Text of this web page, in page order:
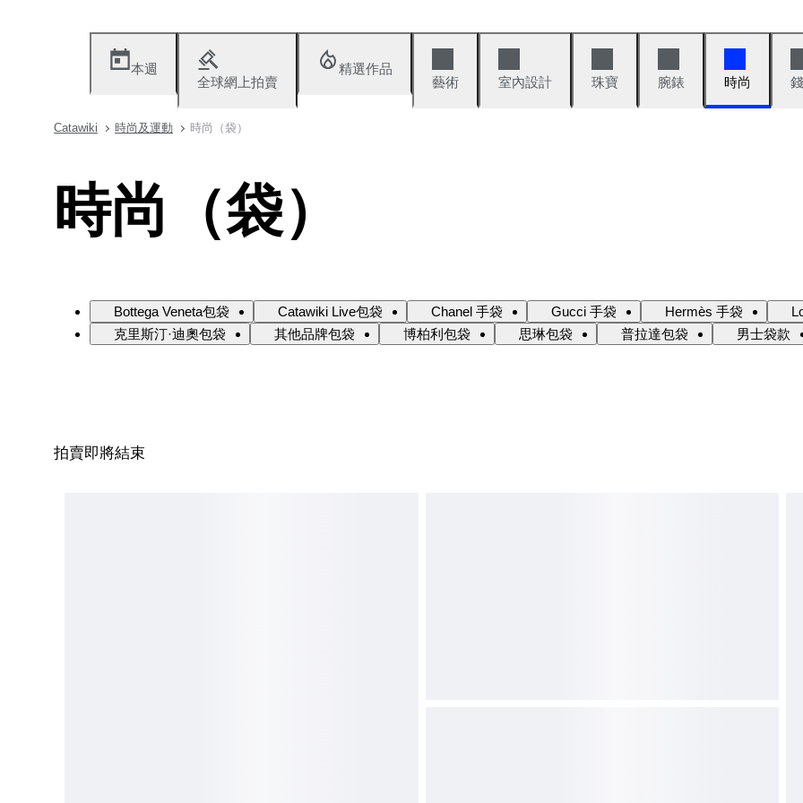
本週
全球網上拍賣
精選作品
藝術
室內設計 珠寶 腕錶 時尚
Catawiki 時尚及運動 時尚（袋）
時尚（袋）
Bottega Veneta包袋 Catawiki Live包袋 Chanel 手袋 Gucci 手袋 Hermès 手袋
克里斯汀·迪奧包袋
其他品牌包袋 博柏利包袋 思琳包袋 普拉達包袋 男士袋款
拍賣即將結束